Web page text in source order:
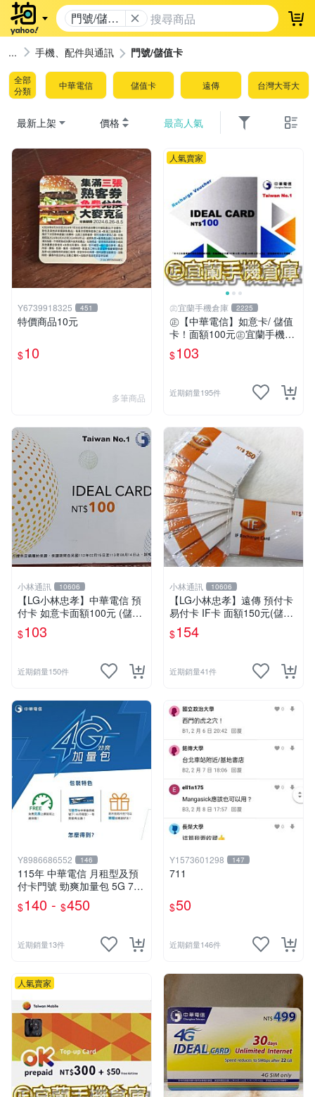
門號/儲值
卡
登
手機、配件與通訊 門號/儲值卡
全部
分類
中華電信 儲值卡 遠傳 台灣大哥大
最新上架 價格 最高人氣
Y6739918325 451
特價商品10元
$10
多筆商品
人氣賣家
㊣宜蘭手機倉庫 2225
㊣【中華電信】如意卡/ 儲值
卡！面額100元㊣宜蘭手機倉
庫
$103
近期銷量195件
小林通訊 10606
【LG小林忠孝】中華電信 預
付卡 如意卡面額100元 (儲值
卡/補充卡)
$103
近期銷量150件
小林通訊 10606
【LG小林忠孝】遠傳 預付卡
易付卡 IF卡 面額150元(儲值
卡/補充卡)
$154
近期銷量41件
Y8986686552 146
115年 中華電信 月租型及預
付卡門號 勁爽加量包 5G 7G
9G 30天無線上網
$140 - $450
近期銷量13件
Y1573601298 147
711
$50
近期銷量146件
人氣賣家